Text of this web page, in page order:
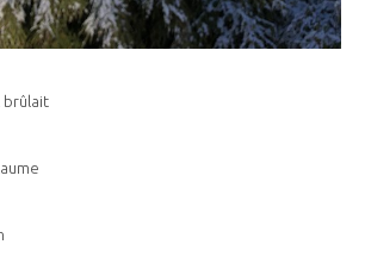
brûlait